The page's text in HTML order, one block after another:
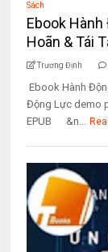
Sách
Ebook
Hoãn & Tái
Trương Định
Ebook Hành
Động Lực demo
EPUB &n...